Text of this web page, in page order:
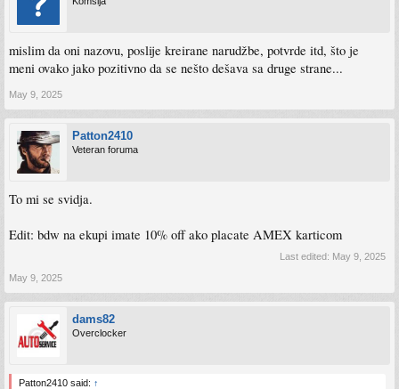
mislim da oni nazovu, poslije kreirane narudžbe, potvrde itd, što je
meni ovako jako pozitivno da se nešto dešava sa druge strane...
May 9, 2025
Patton2410
Veteran foruma
To mi se svidja.
Edit: bdw na ekupi imate 10% off ako placate AMEX karticom
Last edited: May 9, 2025
May 9, 2025
dams82
Overclocker
Patton2410 said: ↑